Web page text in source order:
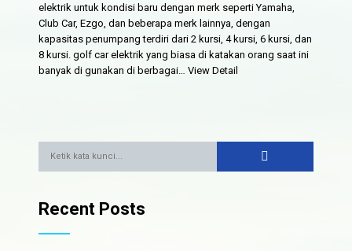
elektrik untuk kondisi baru dengan merk seperti Yamaha,
Club Car, Ezgo, dan beberapa merk lainnya, dengan
kapasitas penumpang terdiri dari 2 kursi, 4 kursi, 6 kursi, dan
8 kursi. golf car elektrik yang biasa di katakan orang saat ini
banyak di gunakan di berbagai…View Detail
Recent Posts